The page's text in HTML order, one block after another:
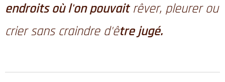
endroits où l'on pouvaitrêver, pleurer ou
crier sans craindre d'être jugé.